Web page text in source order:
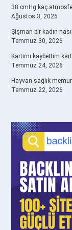
38 cmHg kaç
Ağustos 3, 2026
Şişman bir kadın
Temmuz 30, 2026
Kartımı kaybettim
Temmuz 24, 2026
Hayvan sağlık
Temmuz 22, 2026